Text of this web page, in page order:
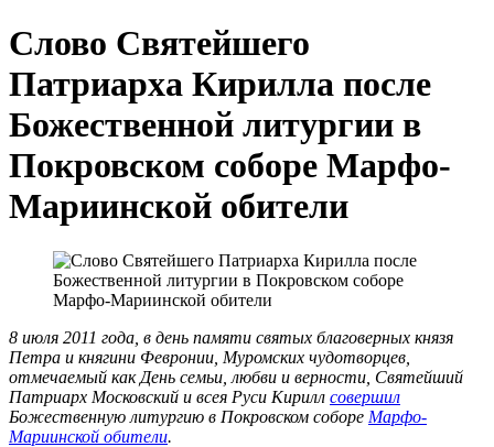
Слово Святейшего
Патриарха Кирилла после
Божественной литургии в
Покровском соборе Марфо-
Мариинской обители
8 июля 2011 года, в день памяти святых благоверных князя
Петра и княгини Февронии, Муромских чудотворцев,
отмечаемый как День семьи, любви и верности, Святейший
Патриарх Московский и всея Руси Кирилл совершил
Божественную литургию в Покровском соборе Марфо-
Мариинской обители.